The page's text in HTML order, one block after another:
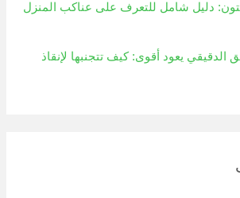
دليل شامل للتعرف على عناكب المنزل
الدقيقي يعود أقوى: كيف تتجنبها لإنقاذ